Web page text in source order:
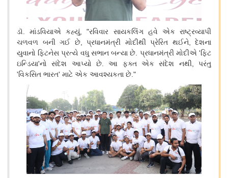
ડૉ .માંડવિયાએ કહ્યું , "રવિવાર સાયકલિંગ હવે એક રાષ્ટ્રવ્યાપી
ચળવળ
બની ગઈ છે, પ્રધાનમંત્રી મોદીથી પ્રેરિત થઈને
દેશના
યુવાનો ફિટનેસ પ્રત્યે વધુ સભાન બન્યા છે પ્રધાનમંત્રી મોદીએ 'ફિટ
ઇન્ડિયા'નો સંદેશ આપ્યો છે .આ ફક્ત એક સંદેશ નથી
પરંતુ
'વિકસિત ભારત' માટે એક આવશ્યકતા છે ."